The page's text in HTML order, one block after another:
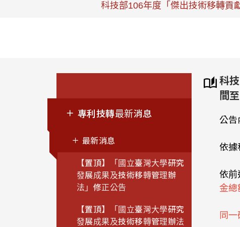
科技部106年度「傑出技術移轉貢
專利技轉最新消息
最新消息
【置頂】「國立臺灣大學研究
發展成果及技術移轉管理辦
法」修正公告
【置頂】「國立臺灣大學研究
發展成果及技術移轉管理辦法
科
間
公告
依據
依前
金總
同